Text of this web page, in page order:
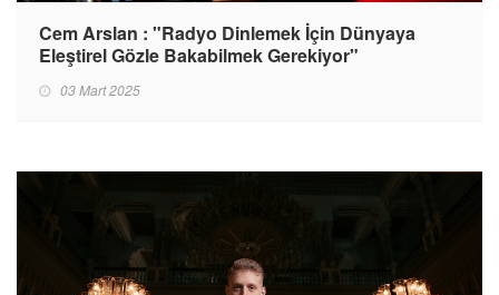
Cem Arslan : "Radyo Dinlemek İçin Dünyaya
Eleştirel Gözle Bakabilmek Gerekiyor"
03 Mart 2025